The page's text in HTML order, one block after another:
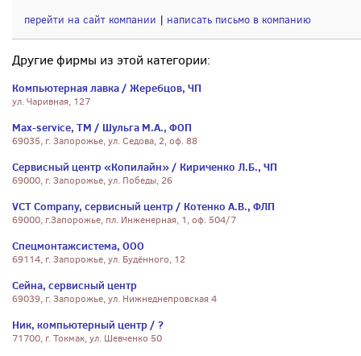
перейти на сайт компании | написать письмо в компанию
Другие фирмы из этой категории:
Компьютерная лавка / Жеребцов, ЧП
ул. Чаривная, 127
Max-service, ТМ / Шульга М.А., ФОП
69035, г. Запорожье, ул. Седова, 2, оф. 88
Сервисный центр «Копилайн» / Кириченко Л.Б., ЧП
69000, г. Запорожье, ул. Победы, 26
VCT Company, сервисный центр / Котенко А.В., ФЛП
69000, г.Запорожье, пл. Инженерная, 1, оф. 504/7
Спецмонтажсистема, ООО
69114, г. Запорожье, ул. Будённого, 12
Сейна, сервисный центр
69039, г. Запорожье, ул. Нижнеднепровская 4
Ник, компьютерный центр / ?
71700, г. Токмак, ул. Шевченко 50